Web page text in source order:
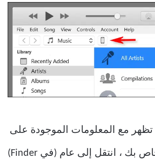
تظهر مع المعلومات الموجودة على
جهاز iPhone الخاص بك ، انتقل إلى عام (في Finder)